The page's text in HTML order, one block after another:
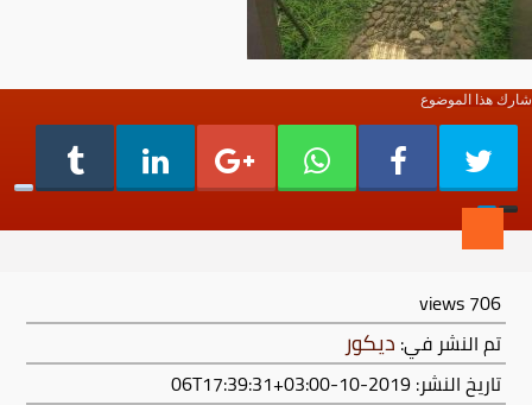
شارك هذا الموضوع
706
views
تم النشر في: ديكور
تاريخ النشر: 2019-10-06T17:39:31+03:00